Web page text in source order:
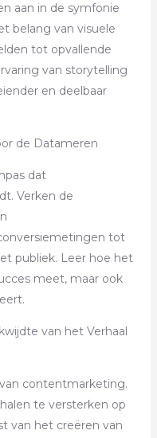
aan in de symfonie
belang van visuele
tot opvallende
van storytelling
en deelbaar
de Datameren
dat
Verken de
tot
publiek. Leer hoe het
meet, maar ook
van het Verhaal
contentmarketing.
te versterken op
van het creëren van